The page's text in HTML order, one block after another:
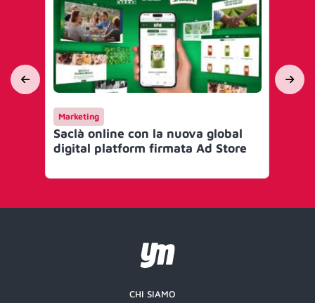
Marketing
Saclà online con la nuova global
digital platform firmata Ad Store
CHI SIAMO